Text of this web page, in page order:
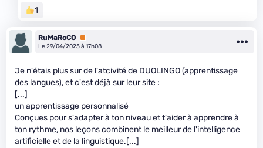
1
RuMaRoCO
Premium
Le 29/04/2025 à 17h08
Je n'étais plus sur de l'atcivité de DUOLINGO (apprentissage
des langues), et c'est déjà sur leur site :
[...]
un apprentissage personnalisé
Conçues pour s'adapter à ton niveau et t'aider à apprendre à
ton rythme, nos leçons combinent le meilleur de l'intelligence
artificielle et de la linguistique.[...]